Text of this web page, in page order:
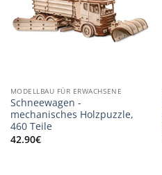
MODELLBAU FÜR ERWACHSENE
Schneewagen -
mechanisches Holzpuzzle,
460 Teile
42.90€